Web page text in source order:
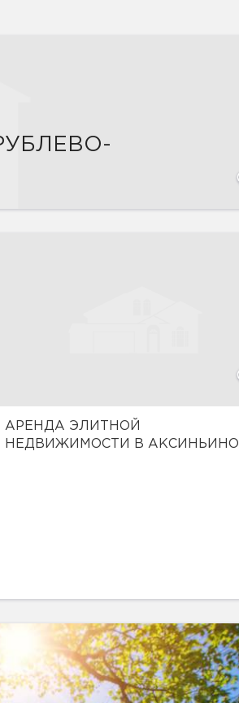
АРЕНДА ЭЛИТНОЙ
НЕДВИЖИМОСТИ В АКСИНЬИНО